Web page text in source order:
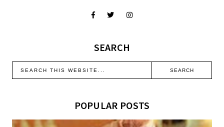
SEARCH
POPULAR POSTS